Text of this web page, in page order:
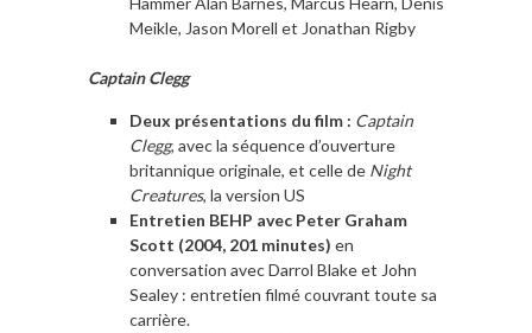
Meikle, Jason Morell et Jonathan Rigby
Captain Clegg
Deux présentations du film : Captain
Clegg, avec la séquence d’ouverture
britannique originale, et celle de Night
Creatures, la version US
Entretien BEHP avec Peter Graham
Scott (2004, 201 minutes) en
conversation avec Darrol Blake et John
Sealey : entretien filmé couvrant toute sa
carrière.